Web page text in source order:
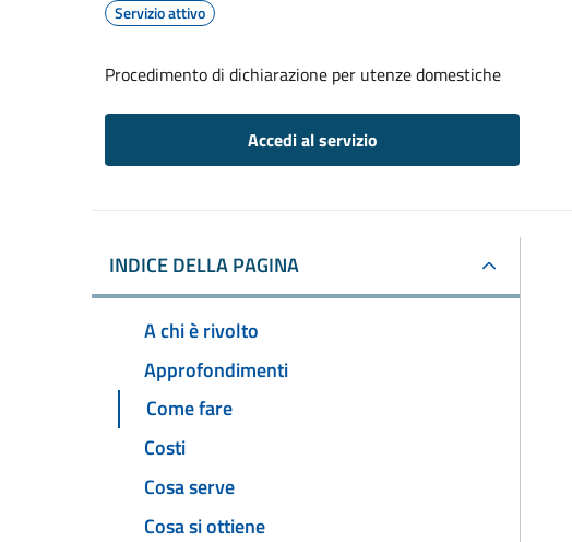
Servizio attivo
Procedimento di dichiarazione per utenze domestiche
Accedi al servizio
INDICE DELLA PAGINA
A chi è rivolto
Approfondimenti
Come fare
Costi
Cosa serve
Cosa si ottiene